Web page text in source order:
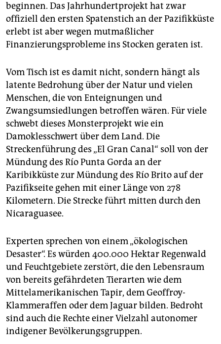
beginnen. Das Jahrhundertprojekt hat zwar
offiziell den ersten Spatenstich an der Pazifikküste
erlebt ist aber wegen mutmaßlicher
Finanzierungsprobleme ins Stocken geraten ist.
Vom Tisch ist es damit nicht, sondern hängt als
latente Bedrohung über der Natur und vielen
Menschen, die von Enteignungen und
Zwangsumsiedlungen betroffen wären. Für viele
schwebt dieses Monsterprojekt wie ein
Damoklesschwert über dem Land. Die
Streckenführung des „El Gran Canal“ soll von der
Mündung des Río Punta Gorda an der
Karibikküste zur Mündung des Río Brito auf der
Pazifikseite gehen mit einer Länge von 278
Kilometern. Die Strecke führt mitten durch den
Nicaraguasee.
Experten sprechen von einem „ökologischen
Desaster“. Es würden 400.000 Hektar Regenwald
und Feuchtgebiete zerstört, die den Lebensraum
von bereits gefährdeten Tierarten wie dem
Mittelamerikanischen Tapir, dem Geoffroy-
Klammeraffen oder dem Jaguar bilden. Bedroht
sind auch die Rechte einer Vielzahl autonomer
indigener Bevölkerungsgruppen.